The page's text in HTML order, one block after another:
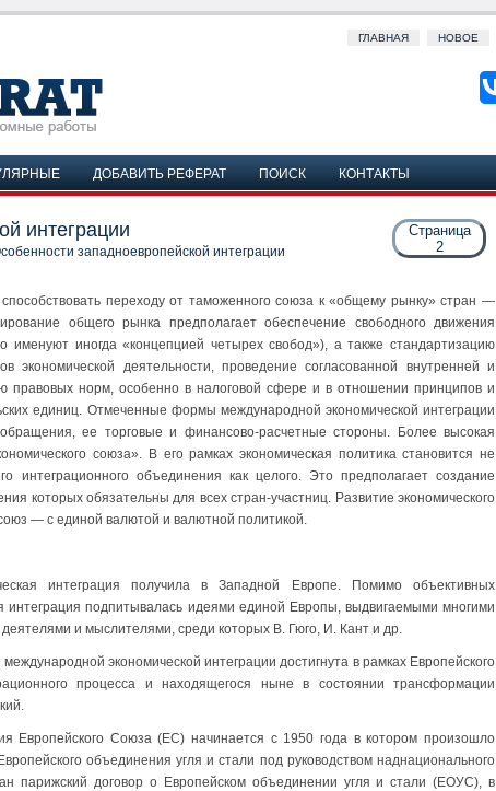
ГЛАВНАЯ НОВОЕ
ДОБАВИТЬ РЕФЕРАТ ПОИСК КОНТАКТЫ
Страница
2
интеграции
западноевропейской интеграции
переходу от таможенного союза к «общему рынку» стран —
общего рынка предполагает обеспечение свободного движения
именуют иногда «концепцией четырех свобод»), а также стандартизацию
экономической деятельности, проведение согласованной внутренней и
правовых норм, особенно в налоговой сфере и в отношении принципов и
единиц. Отмеченные формы международной экономической интеграции
ее торговые и финансово-расчетные стороны. Более высокая
союза». В его рамках экономическая политика становится не
интеграционного объединения как целого. Это предполагает создание
которых обязательны для всех стран-участниц. Развитие экономического
— с единой валютой и валютной политикой.
интеграция получила в Западной Европе. Помимо объективных
интеграция подпитывалась идеями единой Европы, выдвигаемыми многими
и мыслителями, среди которых В. Гюго, И. Кант и др.
экономической интеграции достигнута в рамках Европейского
процесса и находящегося ныне в состоянии трансформации
Европейского Союза (ЕС) начинается с 1950 года в котором произошло
объединения угля и стали под руководством наднационального
парижский договор о Европейском объединении угля и стали (ЕОУС), в